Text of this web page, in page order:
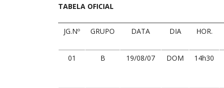
TABELA OFICIAL
JG.Nº GRUPO DATA DIA HOR.
01 B 19/08/07 DOM 14h30